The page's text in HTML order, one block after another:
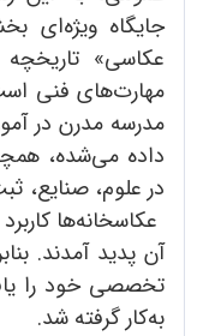
جایگاه
عکاسی»
مهارت‌های فنی
مدرسه مدرن در
داده می‌شده،
در علوم، صنایع،
عکاسخانه‌ها
آن پدید آمدند.
تخصصی خود را
به‌کار گرفته شد.